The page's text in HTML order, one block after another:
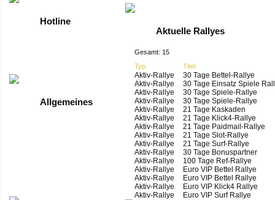
Hotline
Allgemeines
Aktuelle Rallyes
Gesamt: 15
Typ
Titel
Aktiv-Rallye
30 Tage Bettel-Rallye
Aktiv-Rallye
30 Tage Einsatz Spiele
Aktiv-Rallye
30 Tage Spiele-Rallye
Aktiv-Rallye
30 Tage Spiele-Rallye
Aktiv-Rallye
21 Tage Kaskaden
Aktiv-Rallye
21 Tage Klick4-Rallye
Aktiv-Rallye
21 Tage Paidmail-Rallye
Aktiv-Rallye
21 Tage Slot-Rallye
Aktiv-Rallye
21 Tage Surf-Rallye
Aktiv-Rallye
30 Tage Bonuspartner
Aktiv-Rallye
100 Tage Ref-Rallye
Aktiv-Rallye
Euro VIP Bettel Rallye
Aktiv-Rallye
Euro VIP Bettel Rallye
Aktiv-Rallye
Euro VIP Klick4 Rallye
Aktiv-Rallye
Euro VIP Surf Rallye